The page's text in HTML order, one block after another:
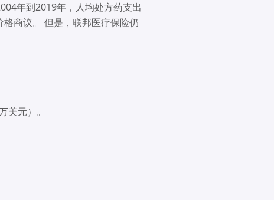
年到2019年，人均处方药支出
商议。 但是，联邦医疗保险仍
元）。